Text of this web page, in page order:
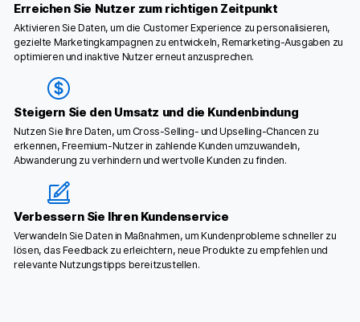
Erreichen Sie Nutzer zum richtigen Zeitpunkt
Aktivieren Sie Daten, um die Customer Experience zu personalisieren,
gezielte Marketingkampagnen zu entwickeln, Remarketing-Ausgaben zu
optimieren und inaktive Nutzer erneut anzusprechen.
Steigern Sie den Umsatz und die Kundenbindung
Nutzen Sie Ihre Daten, um Cross-Selling- und Upselling-Chancen zu
erkennen, Freemium-Nutzer in zahlende Kunden umzuwandeln,
Abwanderung zu verhindern und wertvolle Kunden zu finden.
Verbessern Sie Ihren Kundenservice
Verwandeln Sie Daten in Maßnahmen, um Kundenprobleme schneller zu
lösen, das Feedback zu erleichtern, neue Produkte zu empfehlen und
relevante Nutzungstipps bereitzustellen.